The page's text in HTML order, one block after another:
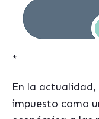
*
En la actualidad,
impuesto como